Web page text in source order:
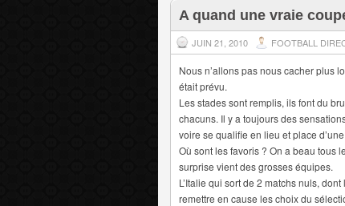
A quand une vraie
JUIN 21, 2010 FOOTBALL
Nous n’allons pas nous cacher plus
était prévu.
Les stades sont remplis, ils font du
chacuns. Il y a toujours des
voire se qualifie en lieu et place
Où sont les favoris ? On a beau tous
surprise vient des grosses équipes.
L’Italie qui sort de 2 matchs nuls,
remettre en cause les choix du